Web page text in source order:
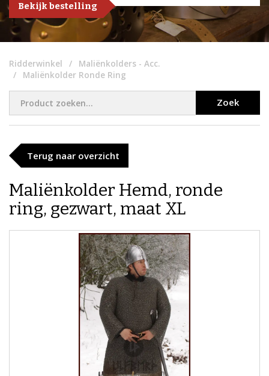
Bekijk bestelling
Ridderwinkel
Maliënkolders - Acc.
Maliënkolder Ronde Ring
Zoek
Terug naar overzicht
Maliënkolder Hemd, ronde
ring, gezwart, maat XL